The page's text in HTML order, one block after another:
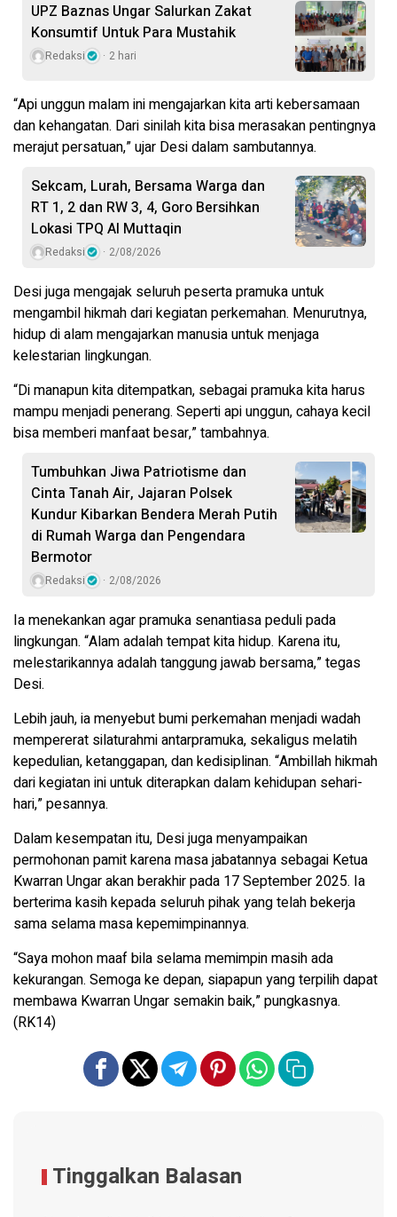
UPZ Baznas Ungar Salurkan Zakat
Konsumtif Untuk Para Mustahik
Redaksi 2 hari
“Api unggun malam ini mengajarkan kita arti kebersamaan
dan kehangatan. Dari sinilah kita bisa merasakan pentingnya
merajut persatuan,” ujar Desi dalam sambutannya.
Sekcam, Lurah, Bersama Warga dan
RT 1, 2 dan RW 3, 4, Goro Bersihkan
Lokasi TPQ Al Muttaqin
Redaksi 2/08/2026
Desi juga mengajak seluruh peserta pramuka untuk
mengambil hikmah dari kegiatan perkemahan. Menurutnya,
hidup di alam mengajarkan manusia untuk menjaga
kelestarian lingkungan.
“Di manapun kita ditempatkan, sebagai pramuka kita harus
mampu menjadi penerang. Seperti api unggun, cahaya kecil
bisa memberi manfaat besar,” tambahnya.
Tumbuhkan Jiwa Patriotisme dan
Cinta Tanah Air, Jajaran Polsek
Kundur Kibarkan Bendera Merah Putih
di Rumah Warga dan Pengendara
Bermotor
Redaksi 2/08/2026
Ia menekankan agar pramuka senantiasa peduli pada
lingkungan. “Alam adalah tempat kita hidup. Karena itu,
melestarikannya adalah tanggung jawab bersama,” tegas
Desi.
Lebih jauh, ia menyebut bumi perkemahan menjadi wadah
mempererat silaturahmi antarpramuka, sekaligus melatih
kepedulian, ketanggapan, dan kedisiplinan. “Ambillah hikmah
dari kegiatan ini untuk diterapkan dalam kehidupan sehari-
hari,” pesannya.
Dalam kesempatan itu, Desi juga menyampaikan
permohonan pamit karena masa jabatannya sebagai Ketua
Kwarran Ungar akan berakhir pada 17 September 2025. Ia
berterima kasih kepada seluruh pihak yang telah bekerja
sama selama masa kepemimpinannya.
“Saya mohon maaf bila selama memimpin masih ada
kekurangan. Semoga ke depan, siapapun yang terpilih dapat
membawa Kwarran Ungar semakin baik,” pungkasnya.
(RK14)
Tinggalkan Balasan